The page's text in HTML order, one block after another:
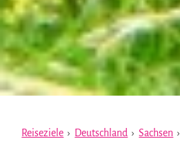
Reiseziele › Deutschland › Sachsen ›